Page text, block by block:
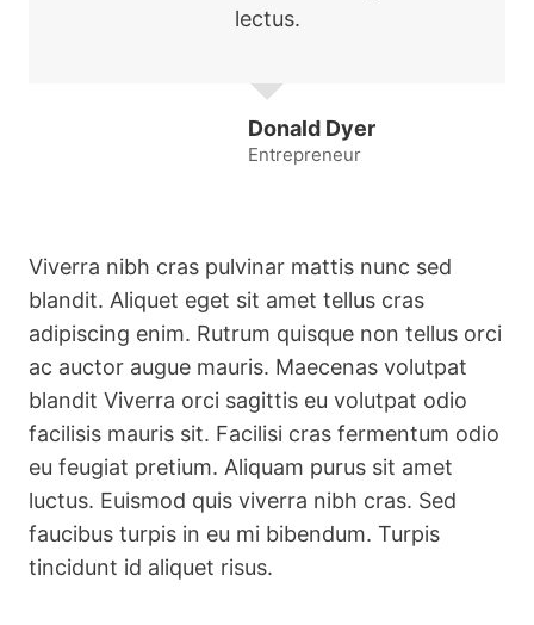
lectus.
Donald Dyer
Entrepreneur
Viverra nibh cras pulvinar mattis nunc sed
blandit. Aliquet eget sit amet tellus cras
adipiscing enim. Rutrum quisque non tellus orci
ac auctor augue mauris. Maecenas volutpat
blandit Viverra orci sagittis eu volutpat odio
facilisis mauris sit. Facilisi cras fermentum odio
eu feugiat pretium. Aliquam purus sit amet
luctus. Euismod quis viverra nibh cras. Sed
faucibus turpis in eu mi bibendum. Turpis
tincidunt id aliquet risus.